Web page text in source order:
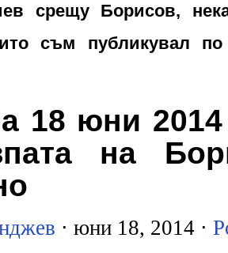
срещу Борисов,
съм публикувал
юни 2014
на
⋅ юни 18, 2014 ⋅